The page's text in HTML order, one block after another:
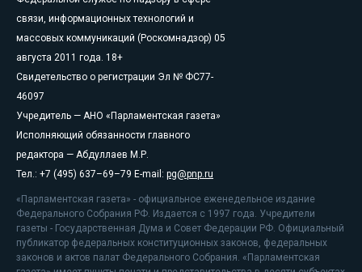
связи, информационных технологий и
массовых коммуникаций (Роскомнадзор) 05
августа 2011 года. 18+
Свидетельство о регистрации Эл № ФС77-
46097
Учредитель — АНО «Парламентская газета»
Исполняющий обязанности главного
редактора — Абдуллаев М.Р.
Тел.: +7 (495) 637–69–79 E-mail: pg@pnp.ru
«Парламентская газета» - официальное еженедельное издание
Федерального Собрания РФ. Издается с 1997 года. Учредители
газеты - Государственная Дума и Совет Федерации РФ. Официальный
публикатор федеральных конституционных законов, федеральных
законов и актов палат Федерального Собрания. «Парламентская